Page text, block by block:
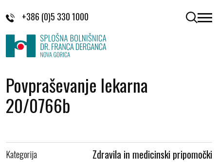
+386 (0)5 330 1000 odpri
Povpraševanje lekarna
20/0766b
Kategorija Zdravila in medicinski pripomočki